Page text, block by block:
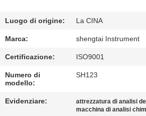
CONTATTICI
RICHIEDA
UNA
CITAZIONE
Luogo di origine: La CINA
Marca: shengtai Instrument
Certificazione: ISO9001
Numero di
modello:
SH123
Evidenziare: attrezzatura di analisi
macchina di analisi